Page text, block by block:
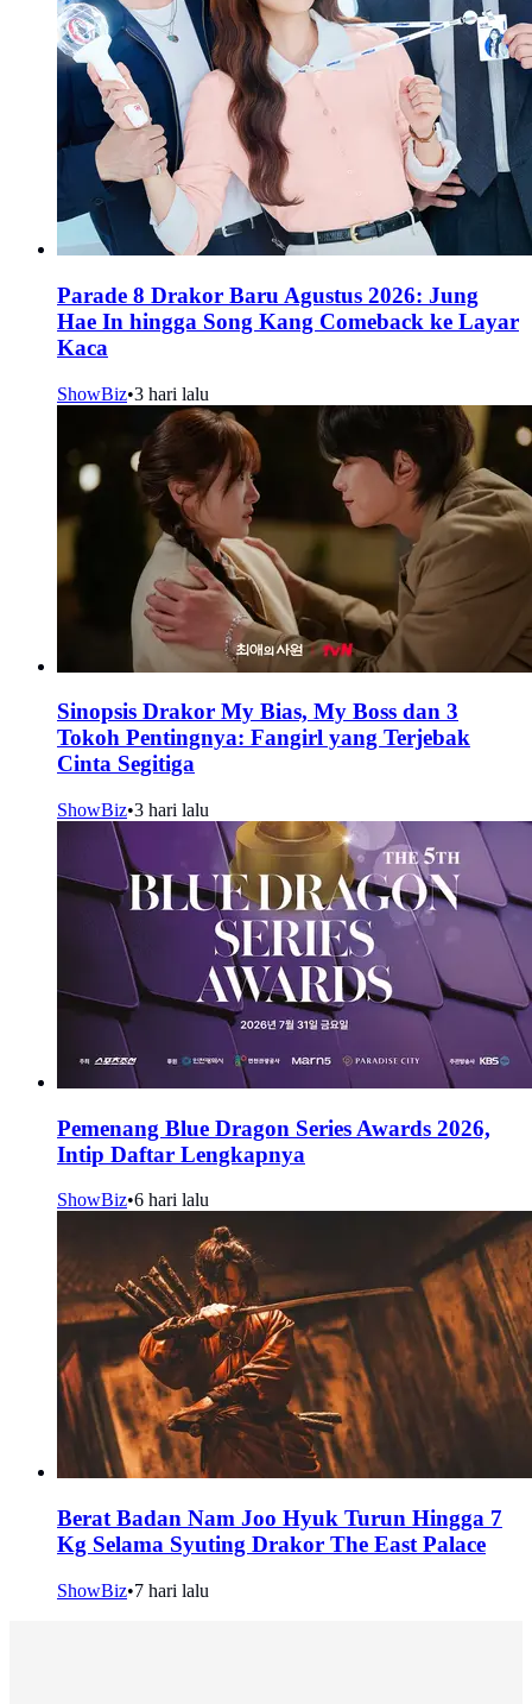
Parade 8 Drakor Baru Agustus 2026: Jung
Hae In hingga Song Kang Comeback ke Layar
Kaca
ShowBiz•3 hari lalu
Sinopsis Drakor My Bias, My Boss dan 3
Tokoh Pentingnya: Fangirl yang Terjebak
Cinta Segitiga
ShowBiz•3 hari lalu
Pemenang Blue Dragon Series Awards 2026,
Intip Daftar Lengkapnya
ShowBiz•6 hari lalu
Berat Badan Nam Joo Hyuk Turun Hingga 7
Kg Selama Syuting Drakor The East Palace
ShowBiz•7 hari lalu